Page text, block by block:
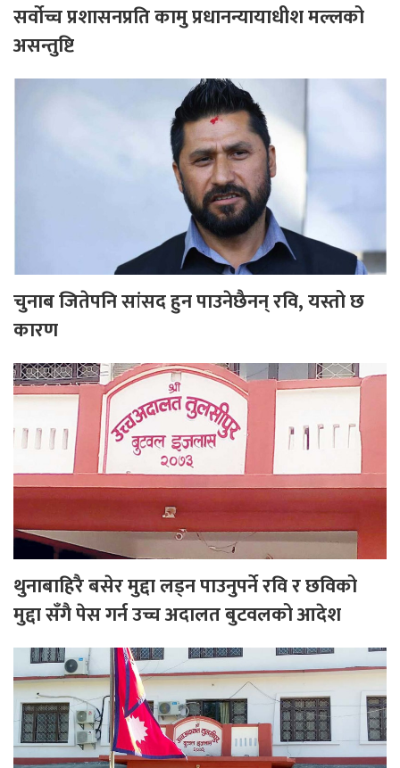
सर्वोच्च प्रशासनप्रति कामु प्रधानन्यायाधीश मल्लको
असन्तुष्टि
चुनाब जितेपनि सांसद हुन पाउनेछैनन् रवि, यस्तो छ
कारण
थुनाबाहिरै बसेर मुद्दा लड्न पाउनुपर्ने रवि र छविको
मुद्दा सँगै पेस गर्न उच्च अदालत बुटवलको आदेश